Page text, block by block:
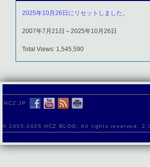
2025年10月26日にリセットしました。
2007年7月21日～2025年10月26日
Total Views: 1,545,590
HCZ.JP
© 2005-2026 HCZ BLOG, All rights reserved.